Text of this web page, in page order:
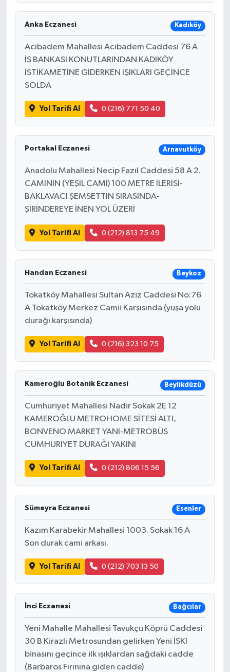
Anka Eczanesi Kadıköy
Acıbadem Mahallesi Acıbadem Caddesi 76 A
İŞ BANKASI KONUTLARINDAN KADIKÖY
İSTİKAMETİNE GİDERKEN IŞIKLARI GEÇİNCE
SOLDA
Yol Tarifi Al 0 (216) 771 50 40
Portakal Eczanesi Arnavutköy
Anadolu Mahallesi Necip Fazıl Caddesi 58 A 2.
CAMİNİN (YEŞİL CAMİ) 100 METRE İLERİSİ-
BAKLAVACI ŞEMSETTİN SIRASINDA-
ŞİRİNDEREYE İNEN YOL ÜZERİ
Yol Tarifi Al 0 (212) 813 75 49
Handan Eczanesi Beykoz
Tokatköy Mahallesi Sultan Aziz Caddesi No:76
A Tokatköy Merkez Camii Karşısında (yuşa yolu
durağı karşısında)
Yol Tarifi Al 0 (216) 323 10 75
Kameroğlu Botanik Eczanesi Beylikdüzü
Cumhuriyet Mahallesi Nadir Sokak 2E 12
KAMEROĞLU METROHOME SİTESİ ALTI,
BONVENO MARKET YANI-METROBÜS
CUMHURİYET DURAĞI YAKINI
Yol Tarifi Al 0 (212) 806 15 56
Sümeyra Eczanesi Esenler
Kazım Karabekir Mahallesi 1003. Sokak 16 A
Son durak cami arkası.
Yol Tarifi Al 0 (212) 703 13 50
İnci Eczanesi Bağcılar
Yeni Mahalle Mahallesi Tavukçu Köprü Caddesi
30 B Kirazlı Metrosundan gelirken Yeni İSKİ
binasını geçince ilk ışıklardan sağdaki cadde
(Barbaros Fırınına giden cadde)